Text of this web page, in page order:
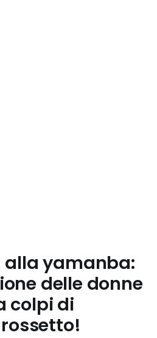
alla yamanba:
delle donne
colpi di